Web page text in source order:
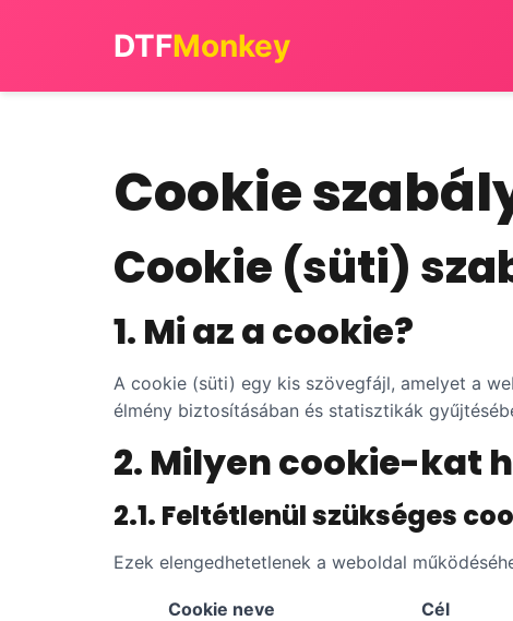
DTFMonkey
Cookie
Cookie (süti)
1. Mi az a cookie?
A cookie (süti) egy kis szövegfájl, amelyet a
élmény biztosításában és statisztikák
2. Milyen cookie-kat
2.1. Feltétlenül szükséges
Ezek elengedhetetlenek a weboldal
Cookie neve Cél